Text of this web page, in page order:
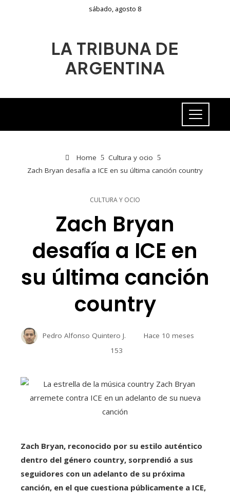
sábado, agosto 8
LA TRIBUNA DE
ARGENTINA
Home
Cultura y ocio
Zach Bryan desafía a ICE en su última canción country
CULTURA Y OCIO
Zach Bryan
desafía a ICE en
su última canción
country
Pedro Alfonso Quintero J.
Hace 10 meses
153
Zach Bryan, reconocido por su estilo auténtico
dentro del género country, sorprendió a sus
seguidores con un adelanto de su próxima
canción, en el que cuestiona públicamente a ICE,